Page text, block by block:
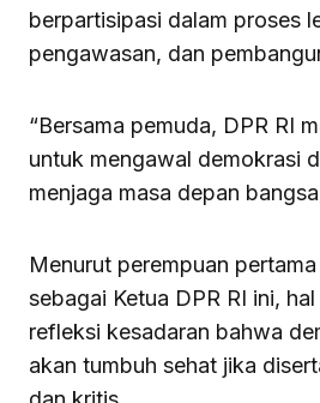
berpartisipasi dalam proses
pengawasan, dan
“Bersama pemuda, DPR RI
untuk mengawal demokrasi
menjaga masa depan
Menurut perempuan
sebagai Ketua DPR RI ini,
refleksi kesadaran bahwa
akan tumbuh sehat jika